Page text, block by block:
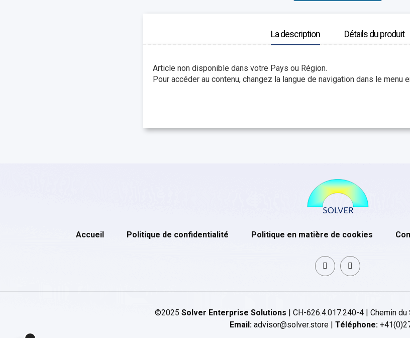
La description Détails du produit
Article non disponible dans votre Pays ou Région.
Pour accéder au contenu, changez la langue de navigation dans le menu
Accueil Politique de confidentialité Politique en matière de cookies
©2025 Solver Enterprise Solutions | CH-626.4.017.240-4 | Chemin
Email: advisor@solver.store | Téléphone: